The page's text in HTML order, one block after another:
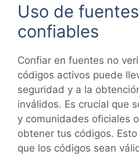
Uso de
confiables
Confiar en fuentes no
códigos activos puede
seguridad y a la
inválidos. Es crucial que
y comunidades oficiales
obtener tus códigos.
que los códigos sean